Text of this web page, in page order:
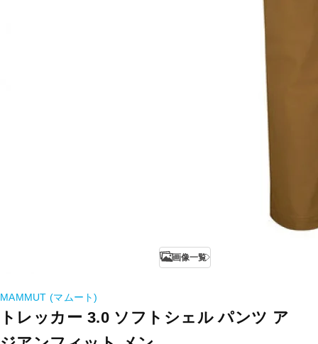
画像一覧
MAMMUT (マムート)
トレッカー 3.0 ソフトシェル パンツ ア